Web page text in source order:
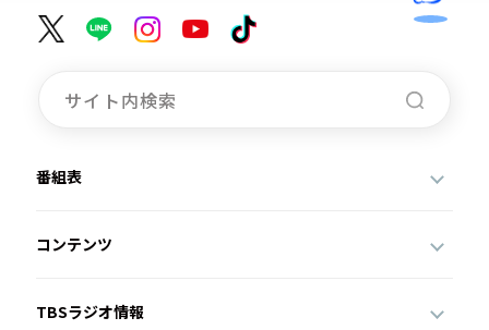
番組表
コンテンツ
TBSラジオ情報